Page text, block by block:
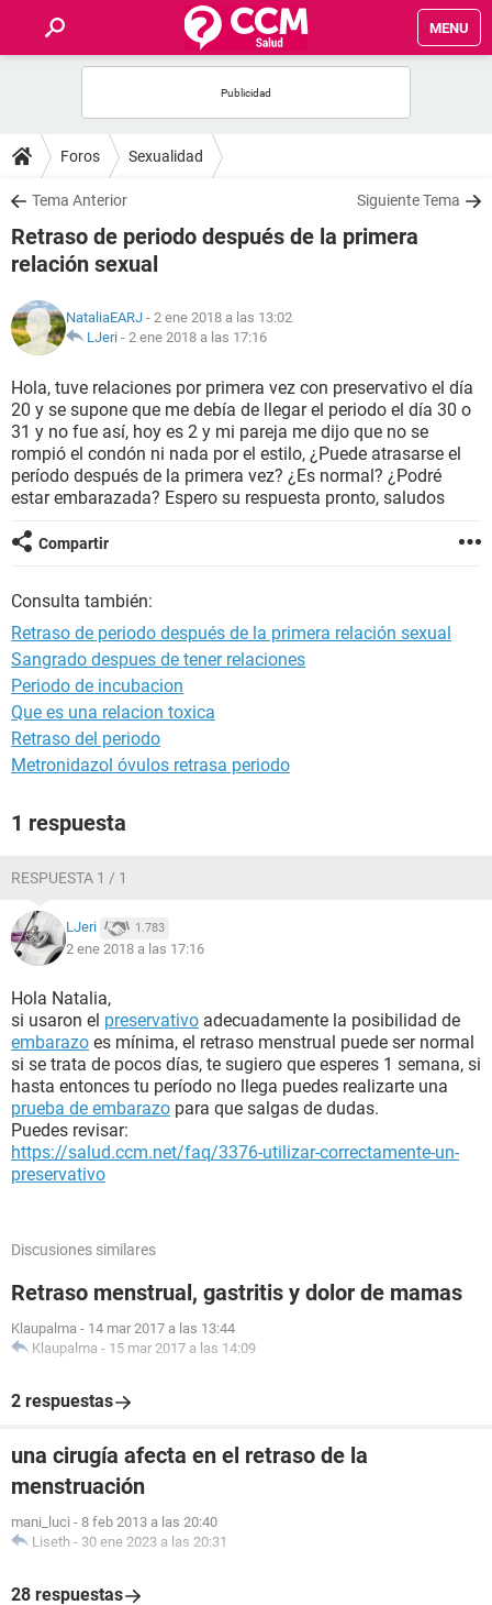
MENU
FOROS
SALUD
FAMILIA
NUTRICIÓN
SEXUALIDAD
GLOSARIO
Foros Sexualidad
Tema Anterior Siguiente Tema
Retraso de periodo después de la primera
relación sexual
NataliaEARJ - 2 ene 2018 a las 13:02
LJeri - 2 ene 2018 a las 17:16
Hola, tuve relaciones por primera vez con preservativo el día
20 y se supone que me debía de llegar el periodo el día 30 o
31 y no fue así, hoy es 2 y mi pareja me dijo que no se
rompió el condón ni nada por el estilo, ¿Puede atrasarse el
período después de la primera vez? ¿Es normal? ¿Podré
estar embarazada? Espero su respuesta pronto, saludos
Compartir
Consulta también:
Retraso de periodo después de la primera relación sexual
Sangrado despues de tener relaciones
Periodo de incubacion
Que es una relacion toxica
Retraso del periodo
Metronidazol óvulos retrasa periodo
1 respuesta
RESPUESTA 1 / 1
LJeri 1.783
2 ene 2018 a las 17:16
Hola Natalia,
si usaron el preservativo adecuadamente la posibilidad de
embarazo es mínima, el retraso menstrual puede ser normal
si se trata de pocos días, te sugiero que esperes 1 semana, si
hasta entonces tu período no llega puedes realizarte una
prueba de embarazo para que salgas de dudas.
Puedes revisar:
https://salud.ccm.net/faq/3376-utilizar-correctamente-un-
preservativo
Discusiones similares
Retraso menstrual, gastritis y dolor de mamas
Klaupalma - 14 mar 2017 a las 13:44
Klaupalma - 15 mar 2017 a las 14:09
2 respuestas
una cirugía afecta en el retraso de la
menstruación
mani_luci - 8 feb 2013 a las 20:40
Liseth - 30 ene 2023 a las 20:31
28 respuestas